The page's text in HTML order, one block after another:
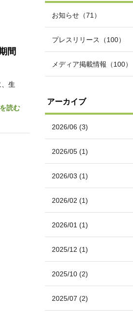
間
生
読む
お知らせ（71）
プレスリリース（100）
メディア掲載情報（100）
アーカイブ
2026/06 (3)
2026/05 (1)
2026/03 (1)
2026/02 (1)
2026/01 (1)
2025/12 (1)
2025/10 (2)
2025/07 (2)